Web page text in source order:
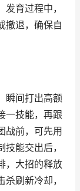
育过程中，
撤退，确保自
瞬间打出高额
一技能，再跟
战前，可先用
能交出后，
，大招的释放
刷新冷却，